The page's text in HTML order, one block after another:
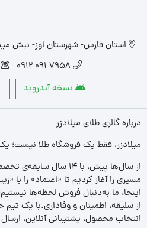
استان فارس- شهرستان اوز- نبش
7958 091 0912
نسخه آندروید
درباره گالری طلای میلادزر
میلادزر، فقط یک فروشگاه طلا نیست؛
از سال‌ها پیش، با ۱۴
مسیری را آغاز کردیم تا «اعتماد» را با
اینجا، ما به‌دنبال فروش لحظه‌ها
از سلیقه، اطمینان و وفاداری.با یک تیم
انتخاب محصول، پشتیبانی آنلاین،